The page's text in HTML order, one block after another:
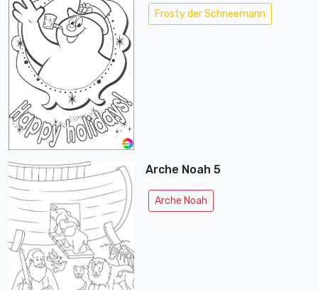
Frosty der Schneemann
Arche Noah 5
Arche Noah